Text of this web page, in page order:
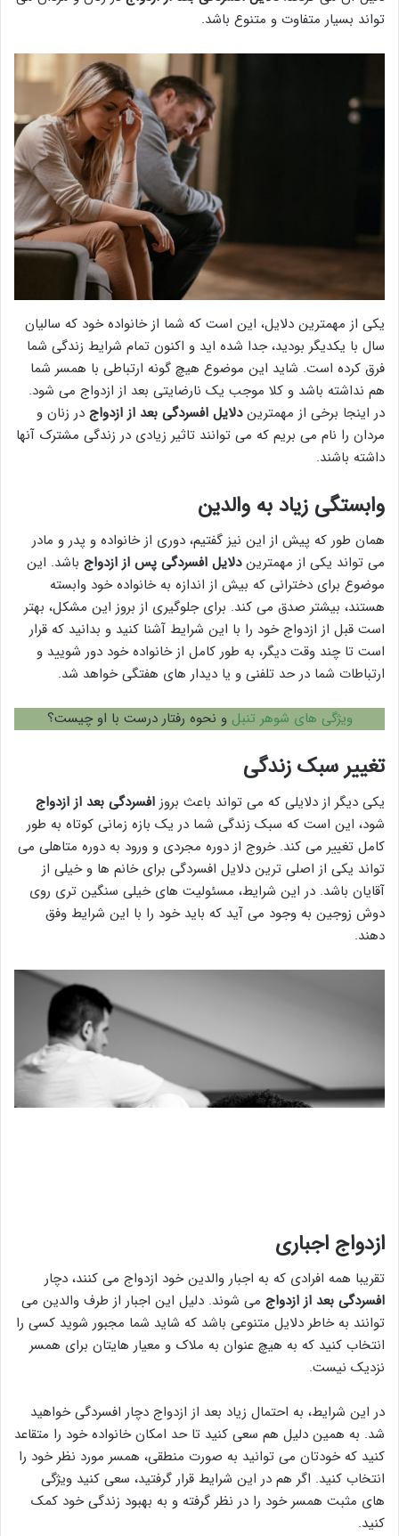
تواند بسیار متفاوت و متنوع باشد.
یکی از مهمترین دلایل، این است که شما از خانواده خود که سالیان
سال با یکدیگر بودید، جدا شده اید و اکنون تمام شرایط زندگی شما
فرق کرده است. شاید این موضوع هیچ گونه ارتباطی با همسر شما
هم نداشته باشد و کلا موجب یک نارضایتی بعد از ازدواج می شود.
در اینجا برخی از مهمتریندلایل افسردگی بعد از ازدواج در زنان و
مردان را نام می بریم که می توانند تاثیر زیادی در زندگی مشترک آنها
داشته باشند.
وابستگی زیاد به والدین
همان طور که پیش از این نیز گفتیم، دوری از خانواده و پدر و مادر
می تواند یکی از مهمتریندلایل افسردگی پس از ازدواج باشد. این
موضوع برای دخترانی که بیش از اندازه به خانواده خود وابسته
هستند، بیشتر صدق می کند. برای جلوگیری از بروز این مشکل، بهتر
است قبل از ازدواج خود را با این شرایط آشنا کنید و بدانید که قرار
است تا چند وقت دیگر، به طور کامل از خانواده خود دور شویید و
ارتباطات شما در حد تلفنی و یا دیدار های هفتگی خواهد شد.
ویژگی های شوهر تنبل و نحوه رفتار درست با او چیست؟
تغییر سبک زندگی
یکی دیگر از دلایلی که می تواند باعث بروز افسردگی بعد از ازدواج
شود، این است که سبک زندگی شما در یک بازه زمانی کوتاه به طور
کامل تغییر می کند. خروج از دوره مجردی و ورود به دوره متاهلی می
تواند یکی از اصلی ترین دلایل افسردگی برای خانم ها و خیلی از
آقایان باشد. در این شرایط، مسئولیت های خیلی سنگین تری روی
دوش زوجین به وجود می آید که باید خود را با این شرایط وفق
دهند.
ازدواج اجباری
تقریبا همه افرادی که به اجبار والدین خود ازدواج می کنند، دچار
افسردگی بعد از ازدواج می شوند. دلیل این اجبار از طرف والدین می
توانند به خاطر دلایل متنوعی باشد که شاید شما مجبور شوید کسی را
انتخاب کنید که به هیچ عنوان به ملاک و معیار هایتان برای همسر
نزدیک نیست.
در این شرایط، به احتمال زیاد بعد از ازدواج دچار افسردگی خواهید
شد. به همین دلیل هم سعی کنید تا حد امکان خانواده خود را متقاعد
کنید که خودتان می توانید به صورت منطقی، همسر مورد نظر خود را
انتخاب کنید. اگر هم در این شرایط قرار گرفتید، سعی کنید ویژگی
های مثبت همسر خود را در نظر گرفته و به بهبود زندگی خود کمک
کنید.